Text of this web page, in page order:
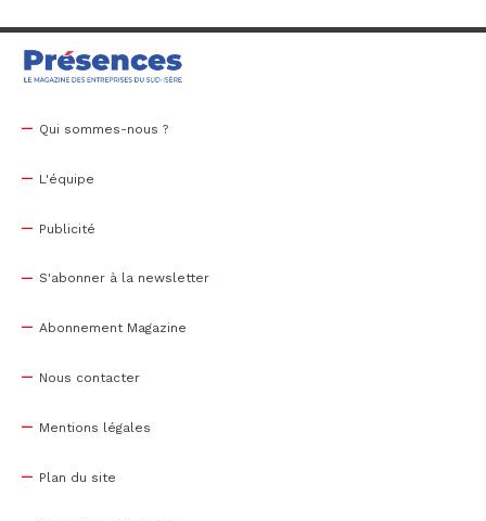
Qui sommes-nous ?
L'équipe
Publicité
S'abonner à la newsletter
Abonnement Magazine
Nous contacter
Mentions légales
Plan du site